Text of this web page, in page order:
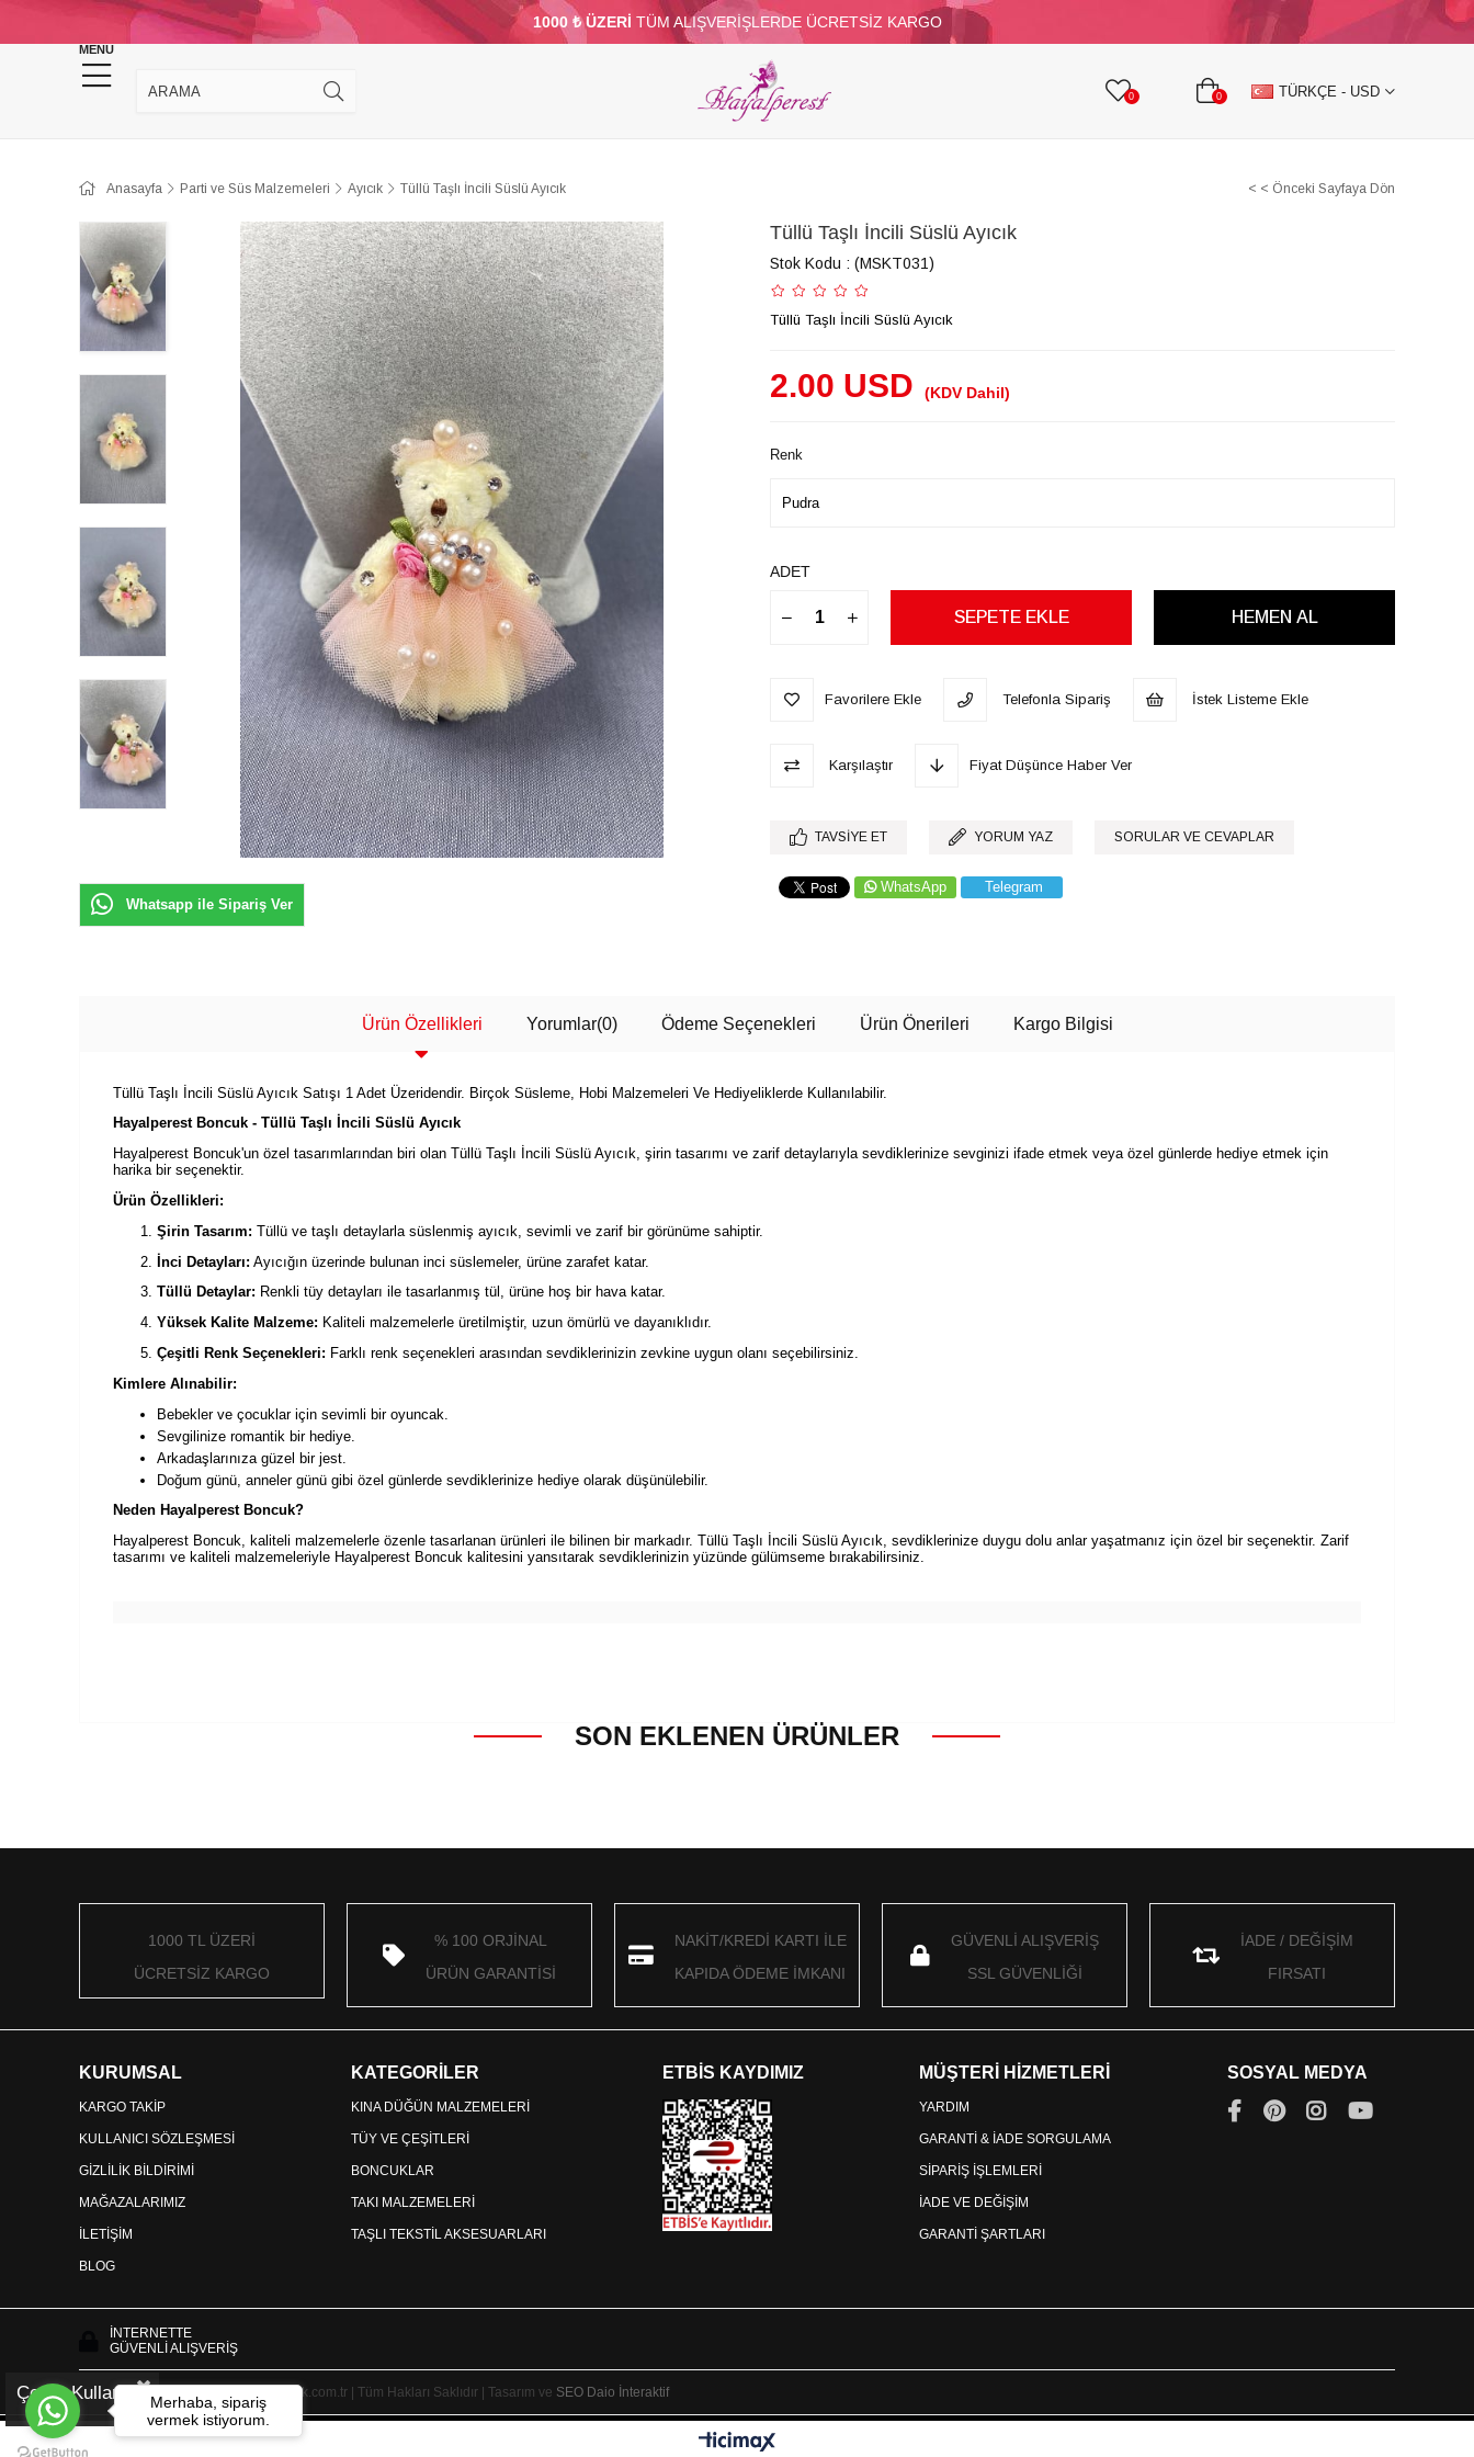
1000 ₺ ÜZERİ TÜM ALIŞVERİŞLERDE ÜCRETSİZ KARGO
MENU
0 0 TÜRKÇE - USD
KINA DÜĞÜN MALZEMELERİ TAKI MALZEMELERİ PARTİ VE SÜS MALZEMELERİ TÜY BONCUKLAR TAŞLI TEKSTİL AKSESUARLARI
TOPTAN DİĞER
Anasayfa Parti ve Süs Malzemeleri Ayıcık Tüllü Taşlı İncili Süslü Ayıcık < < Önceki Sayfaya Dön
Whatsapp ile Sipariş Ver
Tüllü Taşlı İncili Süslü Ayıcık
Stok Kodu (MSKT031)
Tüllü Taşlı İncili Süslü Ayıcık
2.00 USD (KDV Dahil)
Renk
ADET
Favorilere Ekle Telefonla Sipariş İstek Listeme Ekle
Karşılaştır Fiyat Düşünce Haber Ver
TAVSIYE ET YORUM YAZ SORULAR VE CEVAPLAR
WhatsApp Telegram
Ürün Özellikleri Yorumlar(0) Ödeme Seçenekleri Ürün Önerileri Kargo Bilgisi
Tüllü Taşlı İncili Süslü Ayıcık Satışı 1 Adet Üzeridendir. Birçok Süsleme, Hobi Malzemeleri Ve Hediyeliklerde Kullanılabilir.
Hayalperest Boncuk - Tüllü Taşlı İncili Süslü Ayıcık
Hayalperest Boncuk'un özel tasarımlarından biri olan Tüllü Taşlı İncili Süslü Ayıcık, şirin tasarımı ve zarif detaylarıyla sevdiklerinize sevginizi ifade etmek veya özel günlerde hediye etmek için
harika bir seçenektir.
Ürün Özellikleri:
Şirin Tasarım: Tüllü ve taşlı detaylarla süslenmiş ayıcık, sevimli ve zarif bir görünüme sahiptir.
İnci Detayları: Ayıcığın üzerinde bulunan inci süslemeler, ürüne zarafet katar.
Tüllü Detaylar: Renkli tüy detayları ile tasarlanmış tül, ürüne hoş bir hava katar.
Yüksek Kalite Malzeme: Kaliteli malzemelerle üretilmiştir, uzun ömürlü ve dayanıklıdır.
Çeşitli Renk Seçenekleri: Farklı renk seçenekleri arasından sevdiklerinizin zevkine uygun olanı seçebilirsiniz.
Kimlere Alınabilir:
Bebekler ve çocuklar için sevimli bir oyuncak.
Sevgilinize romantik bir hediye.
Arkadaşlarınıza güzel bir jest.
Doğum günü, anneler günü gibi özel günlerde sevdiklerinize hediye olarak düşünülebilir.
Neden Hayalperest Boncuk?
Hayalperest Boncuk, kaliteli malzemelerle özenle tasarlanan ürünleri ile bilinen bir markadır. Tüllü Taşlı İncili Süslü Ayıcık, sevdiklerinize duygu dolu anlar yaşatmanız için özel bir seçenektir. Zarif
tasarımı ve kaliteli malzemeleriyle Hayalperest Boncuk kalitesini yansıtarak sevdiklerinizin yüzünde gülümseme bırakabilirsiniz.
SON EKLENEN ÜRÜNLER
1000 TL ÜZERİ
ÜCRETSİZ KARGO
% 100 ORJİNAL
ÜRÜN GARANTİSİ
NAKİT/KREDİ KARTI İLE
KAPIDA ÖDEME İMKANI
GÜVENLİ ALIŞVERİŞ
SSL GÜVENLİĞİ
İADE / DEĞİŞİM
FIRSATI
KURUMSAL
KARGO TAKİP
KULLANICI SÖZLEŞMESİ
GİZLİLİK BİLDİRİMİ
MAĞAZALARIMIZ
İLETİŞİM
BLOG
KATEGORİLER
KINA DÜĞÜN MALZEMELERİ
TÜY VE ÇEŞİTLERİ
BONCUKLAR
TAKI MALZEMELERİ
TAŞLI TEKSTİL AKSESUARLARI
ETBİS KAYDIMIZ MÜŞTERİ HİZMETLERİ
YARDIM
GARANTİ & İADE SORGULAMA
SİPARİŞ İŞLEMLERİ
İADE VE DEĞİŞİM
GARANTİ ŞARTLARI
SOSYAL MEDYA
İNTERNETTE
GÜVENLİ ALIŞVERİŞ
Copyright © 2025 HayalperestBoncuk.com.tr | Tüm Hakları Saklıdır | Tasarım ve SEO Daio İnteraktif
Çerez KullanımıMerhaba, sipariş
vermek istiyorum.